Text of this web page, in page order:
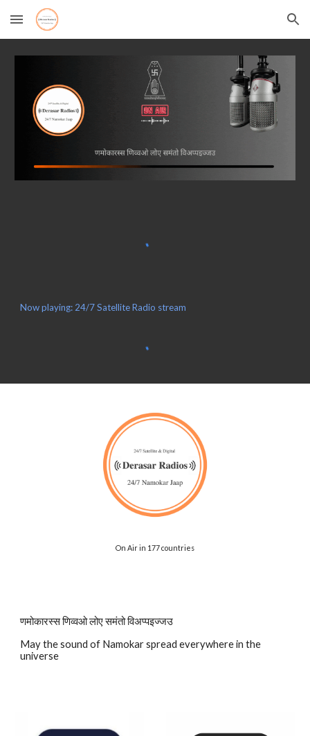
Skip to main content Skip to navigation
Now playing: 24/7 Satellite Radio stream
On Air in 177 countries
णमोकारस्स णिव्वओ लोए समंतो विअप्पइज्जउ
May the sound of Namokar spread everywhere in the
universe